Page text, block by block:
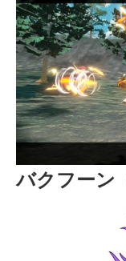
バクフーン